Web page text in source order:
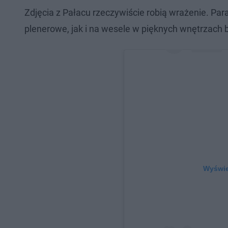
Zdjęcia z Pałacu rzeczywiście robią wrażenie.
plenerowe, jak i na wesele w pięknych wnętrzach